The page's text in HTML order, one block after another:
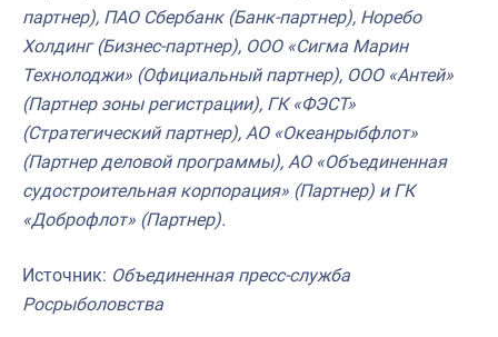
партнер), ПАО Сбербанк (Банк-партнер), Норебо
Холдинг (Бизнес-партнер), ООО «Сигма Марин
Технолоджи» (Официальный партнер), ООО «Антей»
(Партнер зоны регистрации), ГК «ФЭСТ»
(Стратегический партнер), АО «Океанрыбфлот»
(Партнер деловой программы), АО «Объединенная
судостроительная корпорация» (Партнер) и ГК
«Доброфлот» (Партнер).
Источник: Объединенная пресс-служба
Росрыболовства